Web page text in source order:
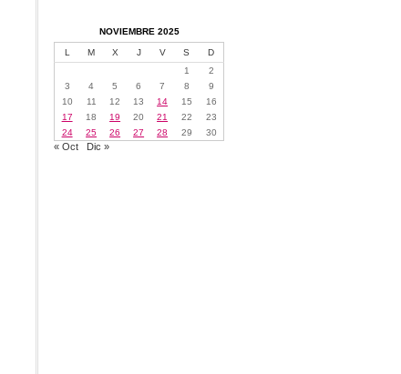
NOVIEMBRE 2025
L M X J V S
D
1
2
3
4 5 6 7 8
9
10
11 12 13 14 15
16
17
18 19 20 21 22
23
24
25 26 27 28 29 30
« Oct Dic »